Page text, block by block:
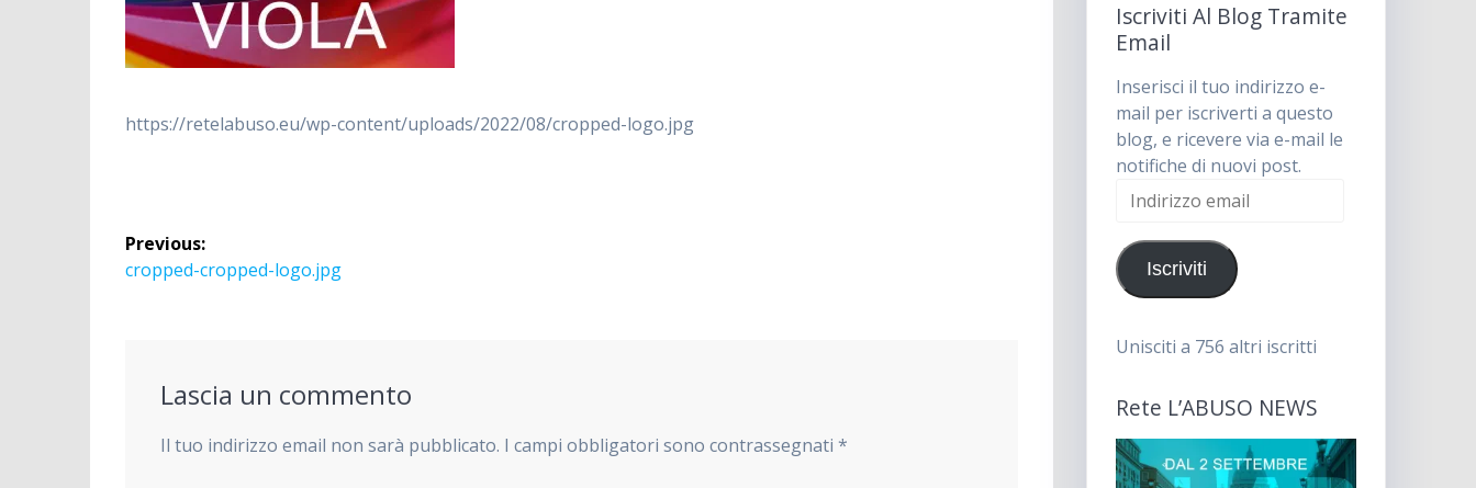
https://retelabuso.eu/wp-content/uploads/2022/08/cropped-logo.jpg
Navigazione
articoli
Previous:
Previous
cropped-cropped-logo.jpg
Lascia un commento
Il tuo indirizzo email non sarà pubblicato. I campi obbligatori sono contrassegnati*
Iscriviti Al Blog Tramite
Email
Inserisci il tuo indirizzo e-
mail per iscriverti a questo
blog, e ricevere via e-mail le
notifiche di nuovi post.
Indirizzo
Iscriviti
Unisciti a 756 altri iscritti
Rete L’ABUSO NEWS